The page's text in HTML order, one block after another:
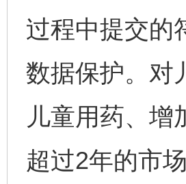
过程中提交的
数据保护。对
儿童用药、增
超过2年的市